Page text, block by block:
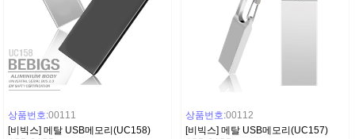
상품번호:00111
[비빅스] 메탈 USB메모리(UC158)
상품번호:00112
[비빅스] 메탈 USB메모리(UC157)